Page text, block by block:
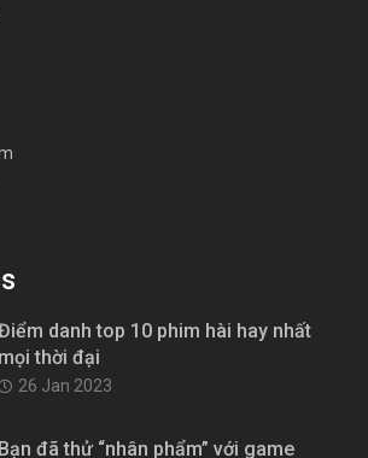
danh top 10 phim hài hay nhất
mọi thời đại
26 Jan 2023
Bạn đã thử “nhân phẩm” với game